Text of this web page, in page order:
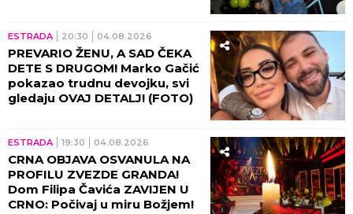
ESTRADA 20:30 04.08.2026
PREVARIO ŽENU, A SAD ČEKA
DETE S DRUGOM! Marko Gačić
pokazao trudnu devojku, svi
gledaju OVAJ DETALJ! (FOTO)
ESTRADA 19:30 04.08.2026
CRNA OBJAVA OSVANULA NA
PROFILU ZVEZDE GRANDA!
Dom Filipa Čavića ZAVIJEN U
CRNO: Počivaj u miru Božjem!